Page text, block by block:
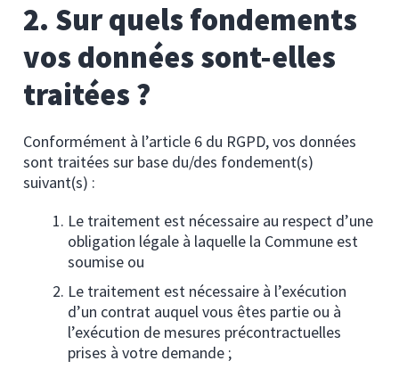
2. Sur quels fondements
vos données sont-elles
traitées ?
Conformément à l’article 6 du RGPD, vos données
sont traitées sur base du/des fondement(s)
suivant(s) :
Le traitement est nécessaire au respect d’une
obligation légale à laquelle la Commune est
soumise ou
Le traitement est nécessaire à l’exécution
d’un contrat auquel vous êtes partie ou à
l’exécution de mesures précontractuelles
prises à votre demande ;